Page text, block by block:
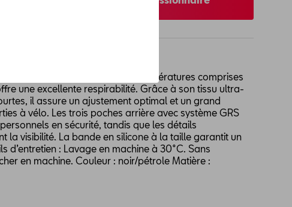
x CUPRA est conçu pour des températures comprises
une excellente respirabilité. Grâce à son tissu ultra-
il assure un ajustement optimal et un grand
à vélo. Les trois poches arrière avec système GRS
en sécurité, tandis que les détails
la visibilité. La bande en silicone à la taille garantit un
d’entretien : Lavage en machine à 30°C. Sans
en machine. Couleur : noir/pétrole Matière :